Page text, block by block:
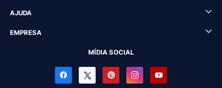
AJUDA
EMPRESA
MÍDIA SOCIAL